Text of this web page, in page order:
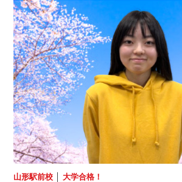
山形駅前校 │大学合格！